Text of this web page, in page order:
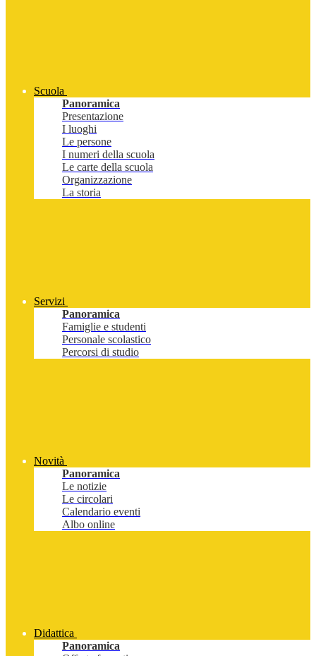
Scuola
Panoramica
Presentazione
I luoghi
Le persone
I numeri della scuola
Le carte della scuola
Organizzazione
La storia
Servizi
Panoramica
Famiglie e studenti
Personale scolastico
Percorsi di studio
Novità
Panoramica
Le notizie
Le circolari
Calendario eventi
Albo online
Didattica
Panoramica